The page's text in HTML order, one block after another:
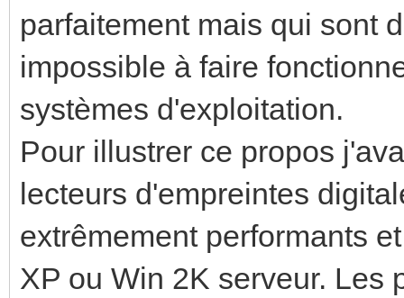
parfaitement mais qui sont
impossible à faire
systèmes d'exploitation.
Pour illustrer ce propos
lecteurs d'empreintes
extrêmement performants
XP ou Win 2K serveur. Les